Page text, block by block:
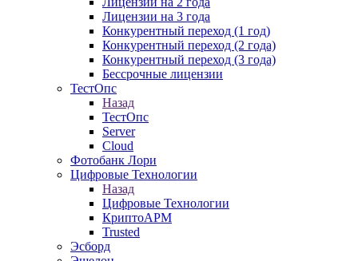
Лицензии на 3 года
Конкурентный переход (1 год)
Конкурентный переход (2 года)
Конкурентный переход (3 года)
Бессрочные лицензии
ТестОпс
Назад
ТестОпс
Server
Cloud
Фотобанк Лори
Цифровые Технологии
Назад
Цифровые Технологии
КриптоАРМ
Trusted
Эсборд